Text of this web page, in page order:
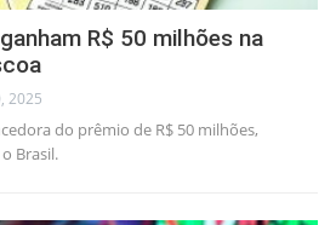
R$ 50 milhões na
2025
do prêmio de R$ 50 milhões,
Brasil.